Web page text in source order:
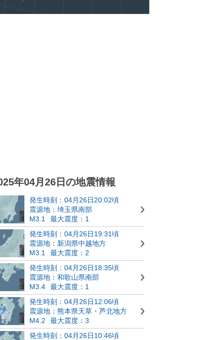
年04月26日の地震情報
発生時刻：04月26日20:02頃
震源地：埼玉県南部
M3.1
最大震度：1
発生時刻：04月26日19:31頃
震源地：新潟県中越地方
M3.1
最大震度：2
発生時刻：04月26日18:35頃
震源地：和歌山県南部
M3.4
最大震度：1
発生時刻：04月26日12:06頃
震源地：熊本県天草・芦北地方
M4.2
最大震度：3
発生時刻：04月26日10:46頃